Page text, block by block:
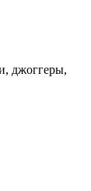
джоггеры,